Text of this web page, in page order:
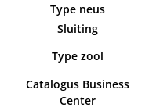
Type neus
Sluiting
Type zool
Catalogus Business
Center